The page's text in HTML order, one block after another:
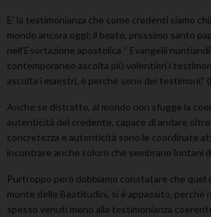
E’ la testimonianza che come credenti siamo
mondo ancora oggi; il beato, prossimo santo
nell’Esortazione apostolica “ Evangelii
contemporaneo ascolta più volentieri i
ascolta i maestri, è perché sono dei testimoni.”
Anche se distratto, al mondo non sfugge la
autenticità del credente, capace di andare
concretezza e autenticità sono le coordinate
incontrare anche coloro che sembrano lontani
Purtroppo però dobbiamo constatare che quel
monte delle Beatitudini, si è appassito, perché
spesso venuti meno alla testimonianza